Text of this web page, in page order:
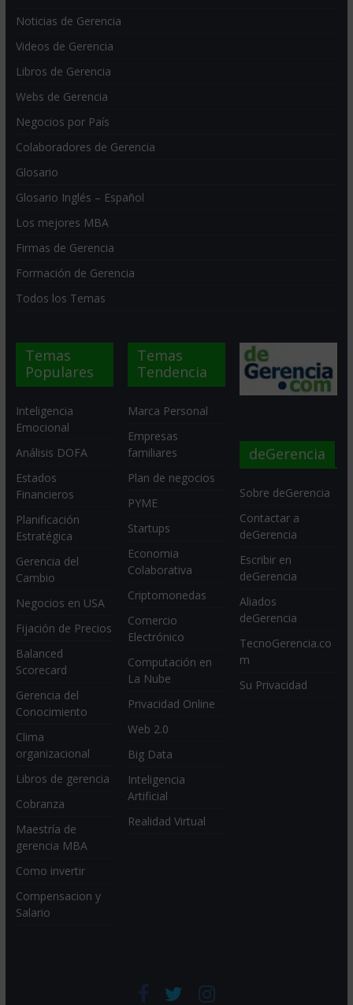
Noticias de Gerencia
Videos de Gerencia
Libros de Gerencia
Webs de Gerencia
Negocios por País
Colaboradores de Gerencia
Glosario
Glosario Inglés – Español
Los mejores MBA
Firmas de Gerencia
Formación de Gerencia
Todos los Temas
Temas
Populares
Inteligencia
Emocional
Análisis DOFA
Estados
Financieros
Planificación
Estratégica
Gerencia del
Cambio
Negocios en USA
Fijación de Precios
Balanced
Scorecard
Gerencia del
Conocimiento
Clima
organizacional
Libros de gerencia
Cobranza
Maestría de
gerencia MBA
Como invertir
Compensacion y
Salario
Temas
Tendencia
Marca Personal
Empresas
familiares
Plan de negocios
PYME
Startups
Economia
Colaborativa
Criptomonedas
Comercio
Electrónico
Computación en
La Nube
Privacidad Online
Web 2.0
Big Data
Inteligencia
Artificial
Realidad Virtual
deGerencia
Sobre deGerencia
Contactar a
deGerencia
Escribir en
deGerencia
Aliados
deGerencia
TecnoGerencia.co
m
Su Privacidad